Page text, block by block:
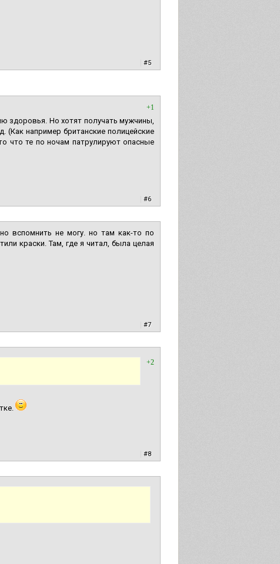
#5
+1
здоровья. Но хотят получать мужчины,
например британские полицейские
что те по ночам патрулируют опасные
#6
вспомнить не могу. но там как-то по
краски. Там, где я читал, была целая
#7
+2
#8